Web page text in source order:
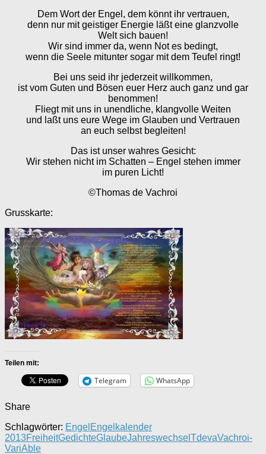
Dem Wort der Engel, dem könnt ihr vertrauen,
denn nur mit geistiger Energie läßt eine glanzvolle
Welt sich bauen!
Wir sind immer da, wenn Not es bedingt,
wenn die Seele mitunter sogar mit dem Teufel ringt!
Bei uns seid ihr jederzeit willkommen,
ist vom Guten und Bösen euer Herz auch ganz und gar
benommen!
Fliegt mit uns in unendliche, klangvolle Weiten
und laßt uns eure Wege im Glauben und Vertrauen
an euch selbst begleiten!
Das ist unser wahres Gesicht:
Wir stehen nicht im Schatten – Engel stehen immer
im puren Licht!
©Thomas de Vachroi
Grusskarte:
Teilen mit:
Telegram WhatsApp
Share
Schlagwörter: Engel Engelkalender
2013FreiheitGedichteGlaubeJahreswechsel TdevaVachroi-
VariAble